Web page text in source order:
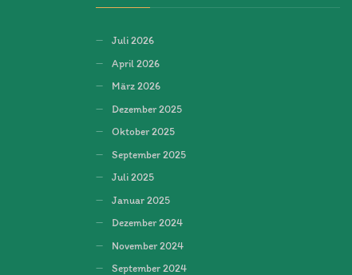
Juli 2026
April 2026
März 2026
Dezember 2025
Oktober 2025
September 2025
Juli 2025
Januar 2025
Dezember 2024
November 2024
September 2024